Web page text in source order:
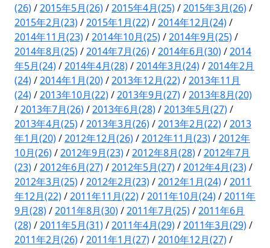
(26)/2015年5月(26)/2015年4月(25)/2015年3月(26)/
2015年2月(23)/2015年1月(22)/2014年12月(24)/
2014年11月(23)/2014年10月(25)/2014年9月(25)/
2014年8月(25)/2014年7月(26)/2014年6月(30)/2014
年5月(24)/2014年4月(28)/2014年3月(24)/2014年2月
(24)/2014年1月(20)/2013年12月(22)/2013年11月
(24)/2013年10月(22)/2013年9月(27)/2013年8月(20)
/2013年7月(26)/2013年6月(28)/2013年5月(27)/
2013年4月(25)/2013年3月(26)/2013年2月(22)/2013
年1月(20)/2012年12月(26)/2012年11月(23)/2012年
10月(26)/2012年9月(23)/2012年8月(28)/2012年7月
(23)/2012年6月(27)/2012年5月(27)/2012年4月(23)/
2012年3月(25)/2012年2月(23)/2012年1月(24)/2011
年12月(22)/2011年11月(22)/2011年10月(24)/2011年
9月(28)/2011年8月(30)/2011年7月(25)/2011年6月
(28)/2011年5月(31)/2011年4月(29)/2011年3月(29)/
2011年2月(26)/2011年1月(27)/2010年12月(27)/